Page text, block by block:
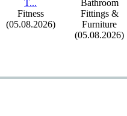
T...
Fitness
(05.08.2026)
Bathroom
Fittings &
Furniture
(05.08.2026)